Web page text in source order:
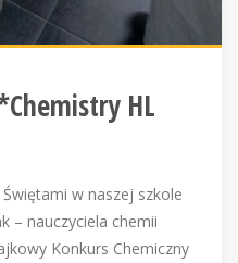
HL
w naszej szkole
– nauczyciela chemii
Konkurs Chemiczny